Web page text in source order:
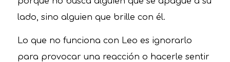
lado, sino alguien que brille con él.
Lo que no funciona con Leo es ignorarlo
para provocar una reacción o hacerle sentir